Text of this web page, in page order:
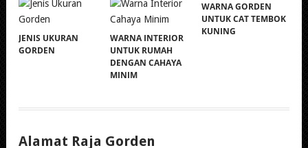
JENIS UKURAN
GORDEN
WARNA INTERIOR
UNTUK RUMAH
DENGAN CAHAYA
MINIM
WARNA GORDEN
UNTUK CAT TEMBOK
KUNING
Alamat Raja Gorden